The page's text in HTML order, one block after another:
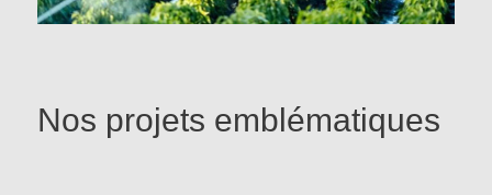
Nos projets emblématiques